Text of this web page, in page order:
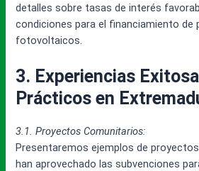
detalles sobre tasas de interés
condiciones para el financiamiento de
fotovoltaicos.
3. Experiencias
Prácticos en
3.1. Proyectos Comunitarios:
Presentaremos ejemplos de
han aprovechado las subvenciones